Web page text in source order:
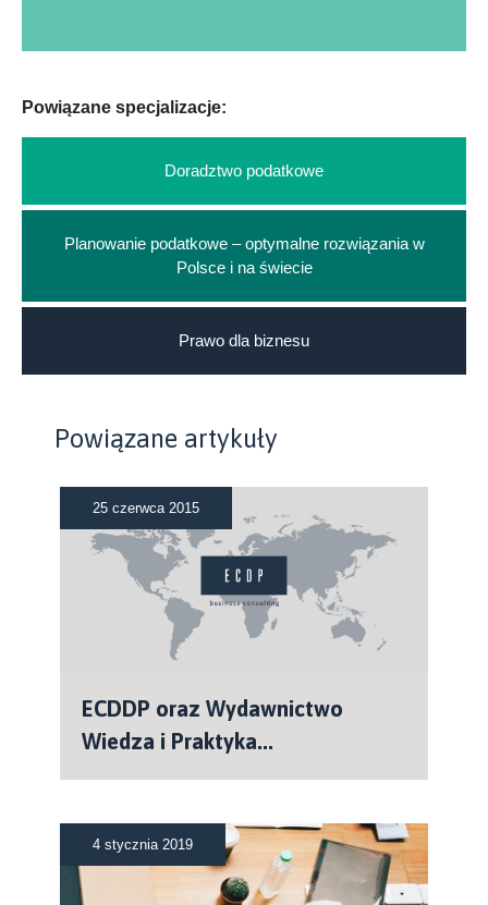
Powiązane specjalizacje:
Doradztwo podatkowe
Planowanie podatkowe – optymalne rozwiązania w
Polsce i na świecie
Prawo dla biznesu
Powiązane artykuły
25 czerwca 2015
ECDDP oraz Wydawnictwo
Wiedza i Praktyka...
4 stycznia 2019